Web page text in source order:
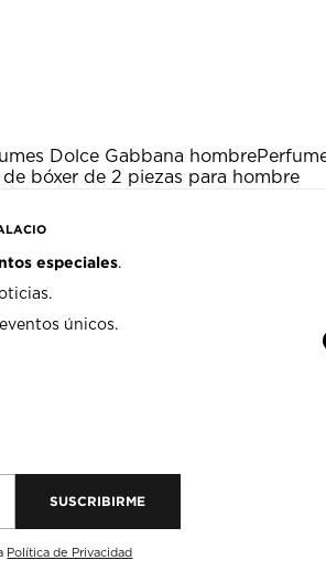
Dolce Gabbana hombre
de bóxer de 2 piezas para hombre
especiales.
únicos.
SUSCRIBIRME
Política de Privacidad